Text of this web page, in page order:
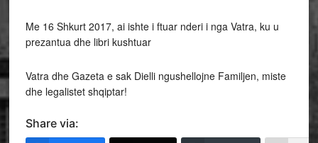
Me 16 Shkurt 2017, ai ishte i ftuar nderi i nga Vatra, ku u
prezantua dhe libri kushtuar
Vatra dhe Gazeta e sak Dielli ngushellojne Familjen, miste
dhe legalistet shqiptar!
Share via: